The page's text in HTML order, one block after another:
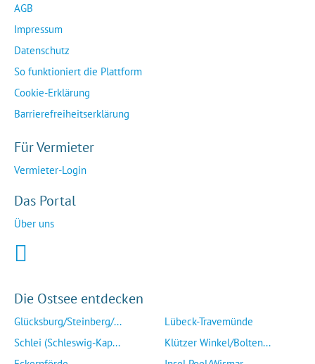
AGB
Impressum
Datenschutz
So funktioniert die Plattform
Cookie-Erklärung
Barrierefreiheitserklärung
Für Vermieter
Vermieter-Login
Das Portal
Über uns
Die Ostsee entdecken
Glücksburg/Steinberg/...
Schlei (Schleswig-Kap...
Lübeck-Travemünde
Klützer Winkel/Bolten...